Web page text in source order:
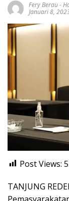
Fery Berau-
Januari 8,
Post Views:
TANJUNG